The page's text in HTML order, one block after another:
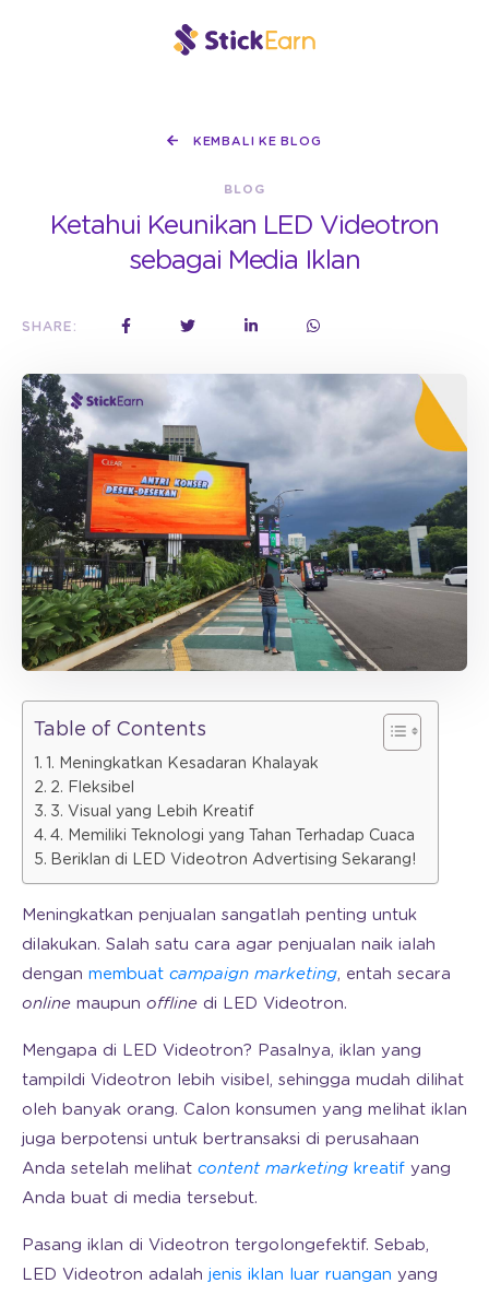
KEMBALI KE BLOG
BLOG
Ketahui Keunikan LED Videotron
sebagai Media Iklan
SHARE:
Table of Contents
1. Meningkatkan Kesadaran Khalayak
2. Fleksibel
3. Visual yang Lebih Kreatif
4. Memiliki Teknologi yang Tahan Terhadap Cuaca
Beriklan di LED Videotron Advertising Sekarang!
Meningkatkan penjualan sangatlah penting untuk
dilakukan. Salah satu cara agar penjualan naik ialah
dengan membuat campaign marketing, entah secara
online maupun offline di LED Videotron.
Mengapa di LED Videotron? Pasalnya, iklan yang
tampildi Videotron lebih visibel, sehingga mudah dilihat
oleh banyak orang. Calon konsumen yang melihat iklan
juga berpotensi untuk bertransaksi di perusahaan
Anda setelah melihat content marketing kreatif yang
Anda buat di media tersebut.
Pasang iklan di Videotron tergolongefektif. Sebab,
LED Videotron adalah jenis iklan luar ruangan yang